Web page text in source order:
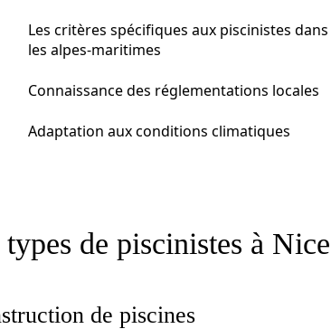
Les critères spécifiques aux piscinistes dans
les alpes-maritimes
Connaissance des réglementations locales
Adaptation aux conditions climatiques
de piscinistes à Nice
de piscines